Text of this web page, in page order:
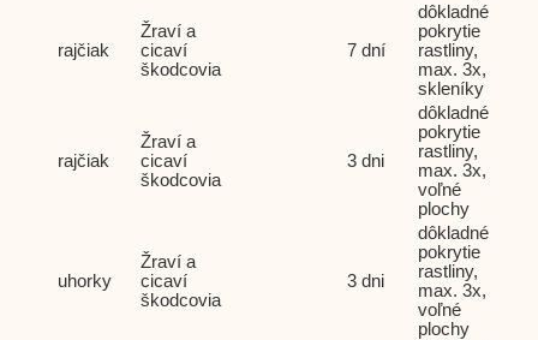
rajčiak
Žraví a
cicaví
škodcovia
7 dní
dôkladné
pokrytie
rastliny,
max. 3x,
skleníky
rajčiak
Žraví a
cicaví
škodcovia
3 dni
dôkladné
pokrytie
rastliny,
max. 3x,
voľné
plochy
uhorky
Žraví a
cicaví
škodcovia
3 dni
dôkladné
pokrytie
rastliny,
max. 3x,
voľné
plochy